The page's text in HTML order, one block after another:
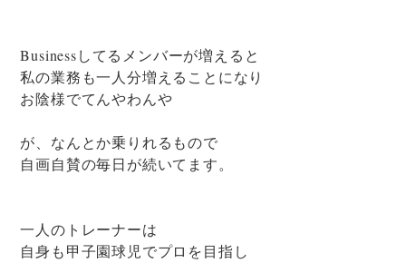
Businessしてるメンバーが増えると
私の業務も一人分増えることになり
お陰様でてんやわんや
が、なんとか乗りれるもので
自画自賛の毎日が続いてます。
一人のトレーナーは
自身も甲子園球児でプロを目指し